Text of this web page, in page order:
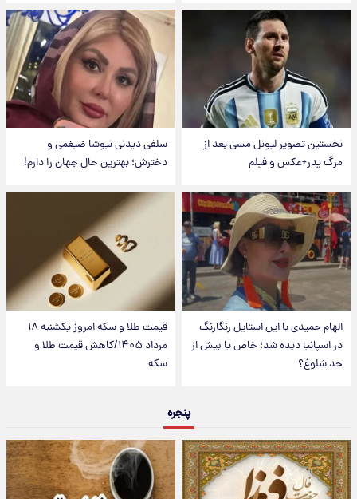
نخستین تصویر لیونل مسی بعد از
مرگ پدر+عکس و فیلم
سلفی دیدنی نیوشا ضیغمی و
دخترش؛ بهترین حال جهان را دارم!
الهام حمیدی با این استایل رنگارنگ
در اسپانیا دیده شد؛ خاص یا بیش از
حد شلوغ؟
قیمت طلا و سکه امروز یکشنبه ۱۸
مرداد ۱۴۰۵/کاهش قیمت طلا و
سکه
پنجره